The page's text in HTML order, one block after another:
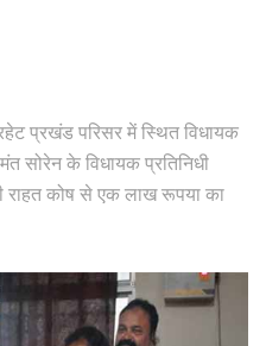
प्रखंड परिसर में स्थित विधायक
सोरेन के विधायक प्रतिनिधी
राहत कोष से एक लाख रूपया का